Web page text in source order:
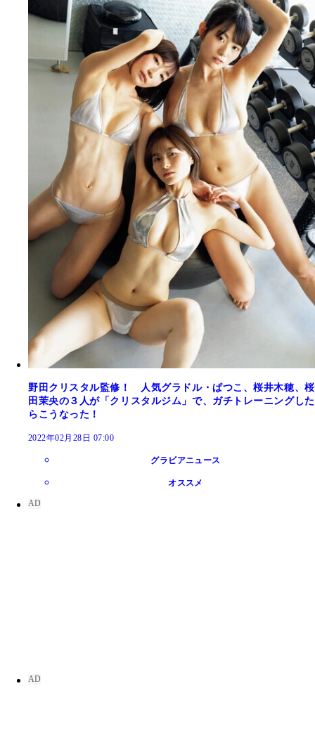
野田クリスタル監修！ 人気グラドル・ぱつこ、桜井木穂、桜
田茉央の３人が「クリスタルジム」で、ガチトレーニングした
らこうなった！
2022年02月28日 07:00
グラビアニュース
オススメ